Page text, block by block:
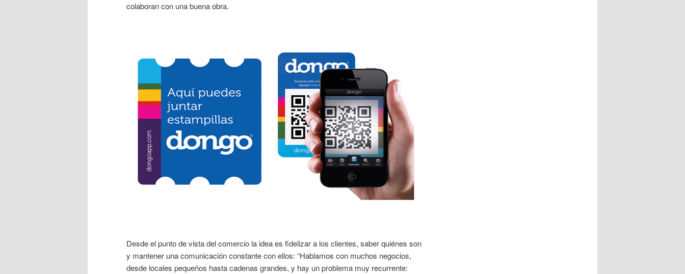
colaboran con una buena obra.
Desde el punto de vista del comercio la idea es fidelizar a los clientes, saber quiénes son
y mantener una comunicación constante con ellos: “Hablamos con muchos negocios,
desde locales pequeños hasta cadenas grandes, y hay un problema muy recurrente: